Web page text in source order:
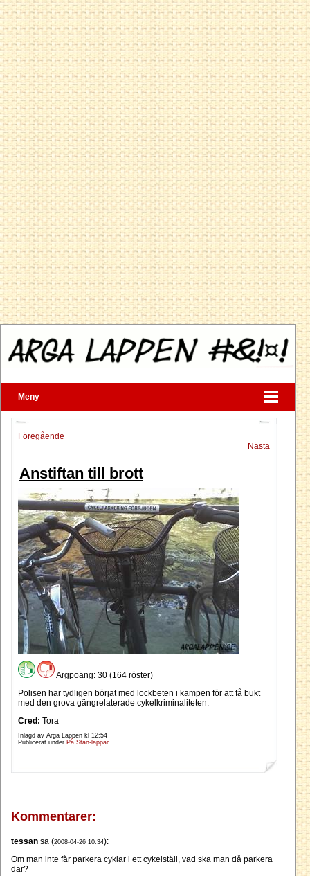
Meny
Föregående
Nästa
Anstiftan till brott
Argpoäng: 30 (164 röster)
Polisen har tydligen börjat med lockbeten i kampen för att få bukt
med den grova gängrelaterade cykelkriminaliteten.
Cred: Tora
Inlagd av Arga Lappen kl 12:54
Publicerat under På Stan-lappar
Kommentarer:
tessan sa (2008-04-26 10:34):
Om man inte får parkera cyklar i ett cykelställ, vad ska man då parkera
där?